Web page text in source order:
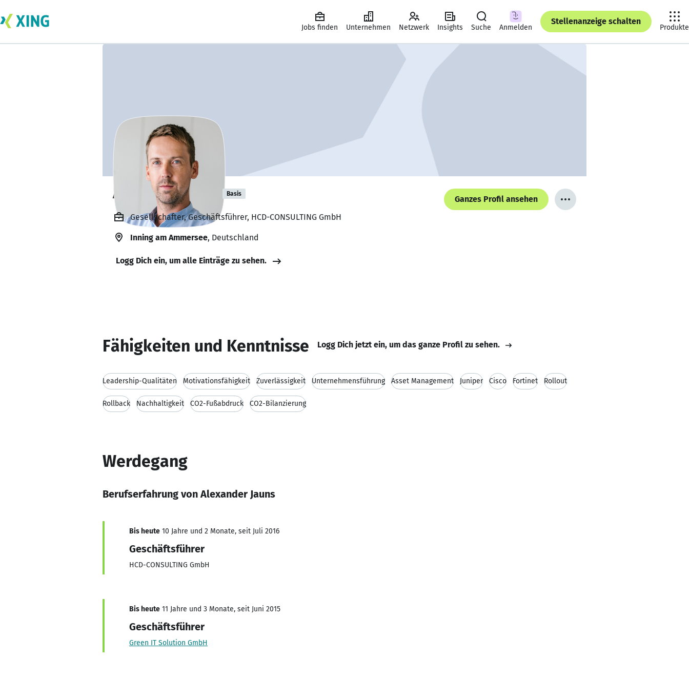
Jobs finden Unternehmen Netzwerk Insights Suche Anmelden
Stellenanzeige schalten
Produkte
Alexander Jauns Basis
Ganzes Profil ansehen
Gesellschafter, Geschäftsführer, HCD-CONSULTING GmbH
Inning am Ammersee, Deutschland
Logg Dich ein, um alle Einträge zu sehen.
Fähigkeiten und Kenntnisse Logg Dich jetzt ein, um das ganze Profil zu sehen.
Leadership-Qualitäten Motivationsfähigkeit Zuverlässigkeit Unternehmensführung Asset Management Juniper Cisco Fortinet Rollout
Rollback Nachhaltigkeit CO2-Fußabdruck CO2-Bilanzierung
Werdegang
Berufserfahrung von Alexander Jauns
Bis heute 10 Jahre und 2 Monate, seit Juli 2016
Geschäftsführer
HCD-CONSULTING GmbH
Bis heute 11 Jahre und 3 Monate, seit Juni 2015
Geschäftsführer
Green IT Solution GmbH